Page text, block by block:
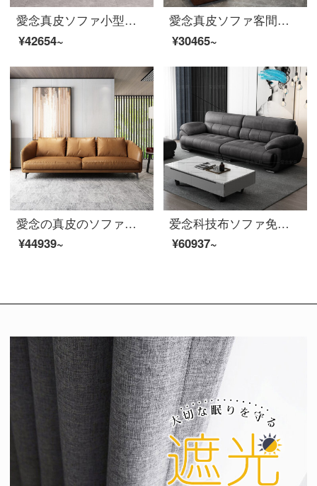
愛念真皮ソファ小型タイプ3人の頭の層の牛皮の回転角ソファセット意式軽い豪華客間家具1816〓黄色【頭の層のナパの皮/ダウンジャケット】2.2 m 3人位（2つのカバン）
¥42654~
愛念真皮ソファ客間三人の頭層牛革の回転角ソファービジネスオフィスの組み合わせは簡単で現代のサイズの戸型家具369芫芫の茶色のエンドル/青い科学技術布の三人のソファーを予約します。
¥30465~
愛念の真皮のソファーヘッド層の牛皮北欧の小型住宅タイプの三人はイタリア式の軽い豪華客間家具989〓カーキの黄色の真皮2.8メートルの大きい四人です。
¥44939~
爱念科技布ソファ免三人位洗濯サイズ戸型布芸ソファーセット简约现代リビング家具深灰色科技布1+1+3セット
¥60937~